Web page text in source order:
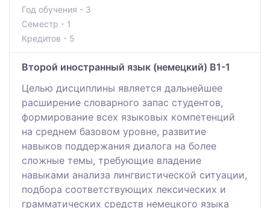
Год обучения - 3
Семестр - 1
Кредитов - 5
Второй иностранный язык (немецкий) B1-1
Целью дисциплины является дальнейшее
расширение словарного запас студентов,
формирование всех языковых компетенций
на среднем базовом уровне, развитие
навыков поддержания диалога на более
сложные темы, требующие владение
навыками анализа лингвистической ситуации,
подбора соответствующих лексических и
грамматических средств немецкого языка